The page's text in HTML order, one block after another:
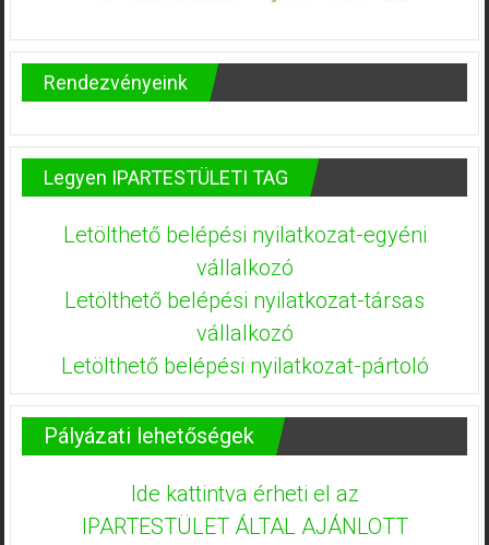
Rendezvényeink
Legyen IPARTESTÜLETI TAG
Letölthető belépési nyilatkozat-egyéni
vállalkozó
Letölthető belépési nyilatkozat-társas
vállalkozó
Letölthető belépési nyilatkozat-pártoló
Pályázati lehetőségek
Ide kattintva érheti el az
IPARTESTÜLET ÁLTAL AJÁNLOTT